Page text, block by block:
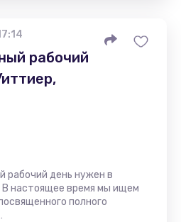
рабочий
рабочий день нужен в
В настоящее время мы ищем
полного